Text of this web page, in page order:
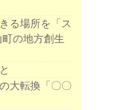
る場所を「ス
の地方創生
大転換「〇〇